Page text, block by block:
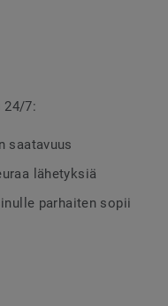
24/7:
saatavuus
lähetyksiä
parhaiten sopii